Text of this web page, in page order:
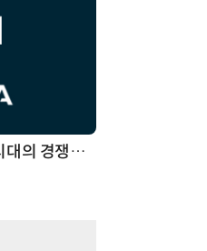
체계화 된 데이터가 곧 AI 시대의 경쟁력이다